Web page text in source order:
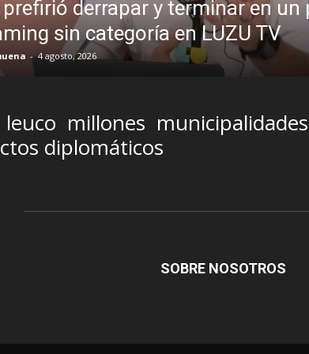
terminar en un programa de
en LUZU TV
leuco millones municipalidades
diplomáticos
SOBRE NOSOTROS